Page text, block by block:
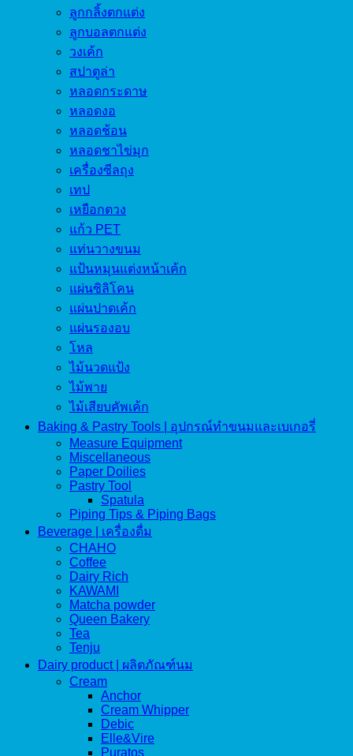
ลูกกลิ้งตกแต่ง
ลูกบอลตกแต่ง
วงเค้ก
สปาตูล่า
หลอดกระดาษ
หลอดงอ
หลอดช้อน
หลอดชาไข่มุก
เครื่องซีลถุง
เทป
เหยือกตวง
แก้ว PET
แท่นวางขนม
แป้นหมุนแต่งหน้าเค้ก
แผ่นซิลิโคน
แผ่นปาดเค้ก
แผ่นรองอบ
โหล
ไม้นวดแป้ง
ไม้พาย
ไม้เสียบคัพเค้ก
Baking & Pastry Tools | อุปกรณ์ทำขนมและเบเกอรี่
Measure Equipment
Miscellaneous
Paper Doilies
Pastry Tool
Spatula
Piping Tips & Piping Bags
Beverage | เครื่องดื่ม
CHAHO
Coffee
Dairy Rich
KAWAMI
Matcha powder
Queen Bakery
Tea
Tenju
Dairy product | ผลิตภัณฑ์นม
Cream
Anchor
Cream Whipper
Debic
Elle&Vire
Puratos